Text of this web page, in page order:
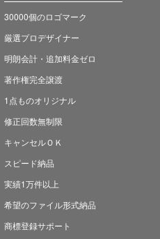
30000個のロゴマーク
厳選プロデザイナー
明朗会計・追加料金ゼロ
著作権完全譲渡
1点ものオリジナル
修正回数無制限
キャンセルＯＫ
スピード納品
実績1万件以上
希望のファイル形式納品
商標登録サポート